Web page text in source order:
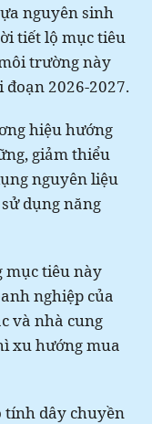
nguyên sinh
tiết lộ mục tiêu
trường này
2026-2027.
hiệu hướng
giảm thiểu
nguyên liệu
dụng năng
mục tiêu này
nghiệp của
và nhà cung
xu hướng mua
tính dây chuyền